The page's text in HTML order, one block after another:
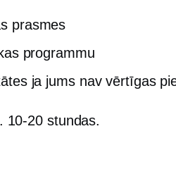
prasmes
programmu
ja jums nav vērtīgas
10-20 stundas.